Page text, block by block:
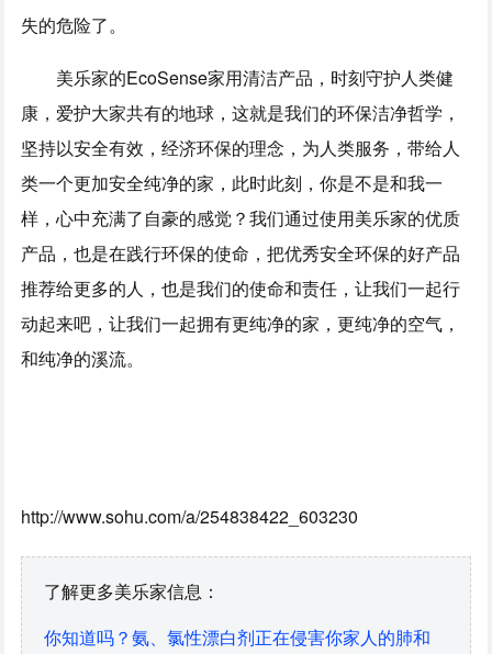
失的危险了。
美乐家的EcoSense家用清洁产品，时刻守护人类健
康，爱护大家共有的地球，这就是我们的环保洁净哲学，
坚持以安全有效，经济环保的理念，为人类服务，带给人
类一个更加安全纯净的家，此时此刻，你是不是和我一
样，心中充满了自豪的感觉？我们通过使用美乐家的优质
产品，也是在践行环保的使命，把优秀安全环保的好产品
推荐给更多的人，也是我们的使命和责任，让我们一起行
动起来吧，让我们一起拥有更纯净的家，更纯净的空气，
和纯净的溪流。
http://www.sohu.com/a/254838422_603230
了解更多美乐家信息：
你知道吗？氨、氯性漂白剂正在侵害你家人的肺和